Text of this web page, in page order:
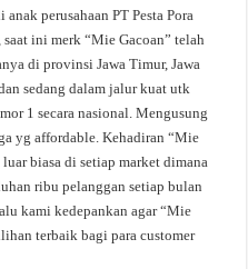
perusahaan PT Pesta Pora
ini merk “Mie Gacoan” telah
di provinsi Jawa Timur, Jawa
sedang dalam jalur kuat utk
1 secara nasional. Mengusung
yg affordable. Kehadiran “Mie
biasa di setiap market dimana
ribu pelanggan setiap bulan
kami kedepankan agar “Mie
terbaik bagi para customer